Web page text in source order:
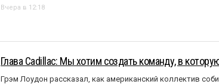
Вчера в 12:18
Глава Cadillac: Мы хотим создать команду, в
Грэм Лоудон рассказал, как американский коллектив